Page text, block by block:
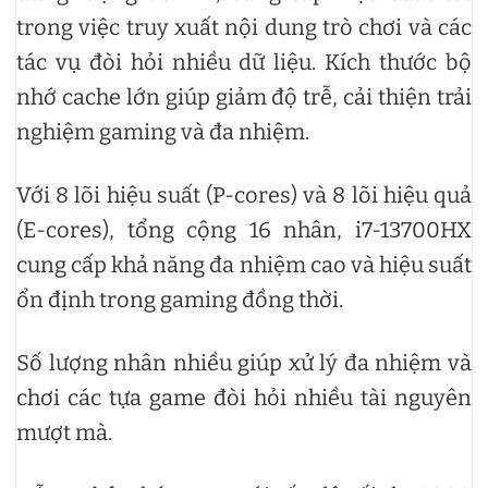
trong việc truy xuất nội dung trò chơi và các
tác vụ đòi hỏi nhiều dữ liệu. Kích thước bộ
nhớ cache lớn giúp giảm độ trễ, cải thiện trải
nghiệm gaming và đa nhiệm.
Với 8 lõi hiệu suất (P-cores) và 8 lõi hiệu quả
(E-cores), tổng cộng 16 nhân, i7-13700HX
cung cấp khả năng đa nhiệm cao và hiệu suất
ổn định trong gaming đồng thời.
Số lượng nhân nhiều giúp xử lý đa nhiệm và
chơi các tựa game đòi hỏi nhiều tài nguyên
mượt mà.